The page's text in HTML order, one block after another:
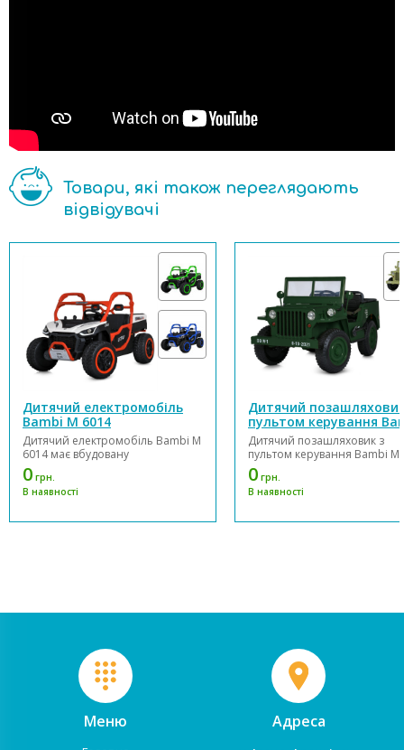
Товари, які також переглядають
відвідувачі
Дитячий електромобіль
Bambi M 6014
Дитячий електромобіль Bambi M
6014 має вбудовану
функціональну магнітолу з
можливістю відтворення
улюбленої музики, додає
кожну поїздку. Дитина може
0 грн.
В наявності
Дитячий
пультом керування
M 5861
Дитячий позашляховик з
пультом керування Bambi M
виконаний в оригінальному
дизайні та обладнаний 3
шкіряними сидіннями.
потужними двигунами та
0 грн.
В наявності
Меню Адреса